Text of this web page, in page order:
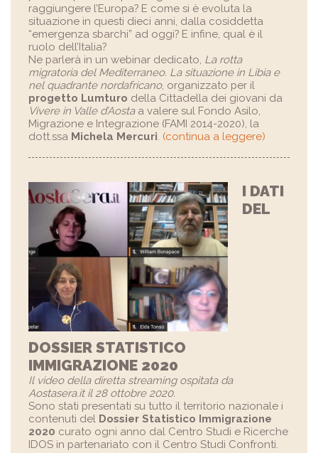
raggiungere l’Europa? E come si è evoluta la
situazione in questi dieci anni, dalla cosiddetta
“emergenza sbarchi” ad oggi? E infine, qual è il
ruolo dell’Italia?
Ne parlerà in un webinar dedicato, La rotta
migratoria del Mediterraneo. La situazione in Libia e
nel quadrante nordafricano, organizzato per il
progetto Lumturo della Cittadella dei giovani da
Vivere in Valle d’Aosta a valere sul Fondo Asilo,
Migrazione e Integrazione (FAMI 2014-2020), la
dott.ssa Michela Mercuri. (continua a leggere)
I DATI
DEL
DOSSIER STATISTICO
IMMIGRAZIONE 2020
Il video della diretta streaming ospitata da
Aostasera.itil 28 ottobre 2020.
Sono stati presentati su tutto il territorio nazionale i
contenuti del Dossier Statistico Immigrazione
2020 curato ogni anno dal Centro Studi e Ricerche
IDOS in partenariato con il Centro Studi Confronti.